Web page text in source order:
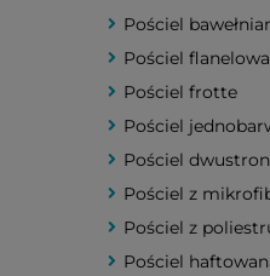
Pościel
Pościel flanelowa
Pościel frotte
Pościel
Pościel
Pościel z
Pościel z
Pościel